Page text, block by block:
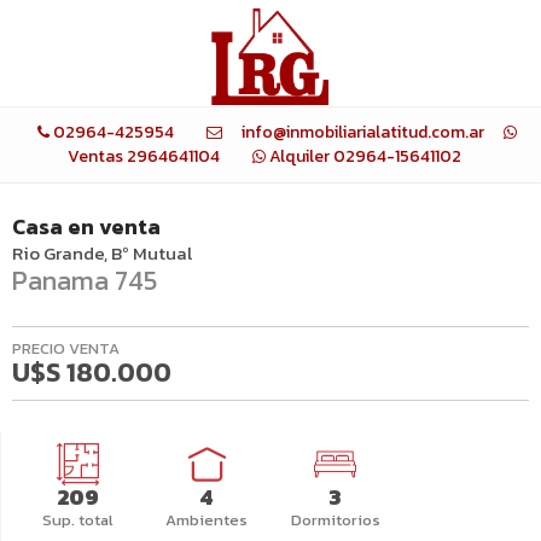
02964-425954
info@inmobiliarialatitud.com.ar
Ventas 2964641104
Alquiler 02964-15641102
Casa enventa
Rio Grande Bº Mutual
Panama 745
PRECIO VENTA
U$S 180.000
209
Sup. total
4
Ambientes
3
Dormitorios